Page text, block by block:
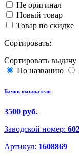
Не оригинал
Новый товар
Товар по скидке
Сортировать:
Сортировать выдачу
По названию
Бачок омывателя
3500 руб.
Заводской номер:
Артикул: 1608869